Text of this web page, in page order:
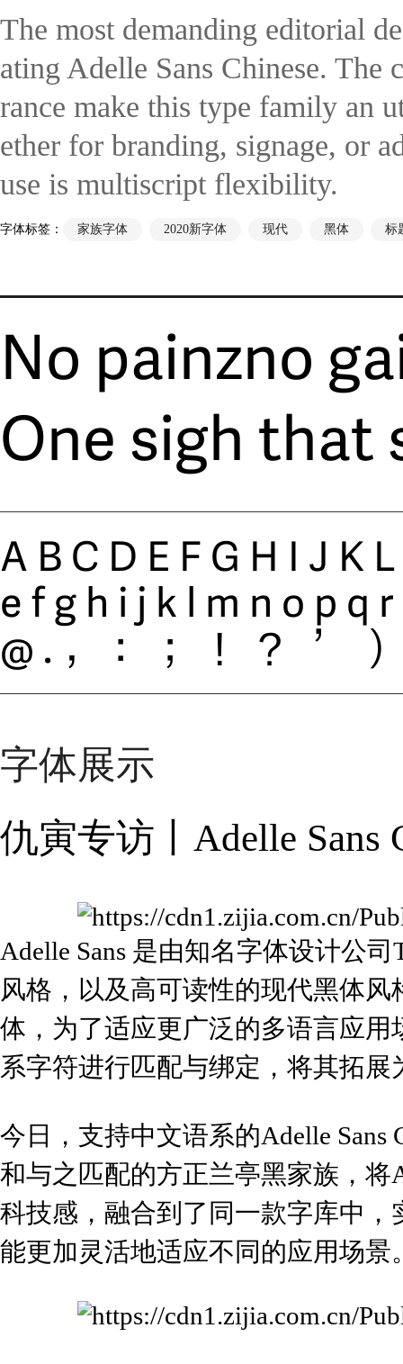
The most demanding editorial
ating Adelle Sans Chinese. The
rance make this type family an
ether for branding, signage, or
use is multiscript flexibility.
字体标签： 家族字体 2020新字体 现代 黑体 标
No painzno
One sigh that
@.，：；！？’
字体展示
仇寅专访丨Adelle Sans
Adelle Sans 是由知名字体设计公
风格，以及高可读性的现代黑体
体，为了适应更广泛的多语言应用
系字符进行匹配与绑定，将其拓
今日，支持中文语系的Adelle Sans
和与之匹配的方正兰亭黑家族，将
科技感，融合到了同一款字库中
能更加灵活地适应不同的应用场景